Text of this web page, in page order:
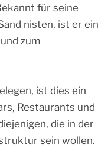
für seine
nisten, ist er ein
zum
ist dies ein
Restaurants und
die in der
sein wollen.